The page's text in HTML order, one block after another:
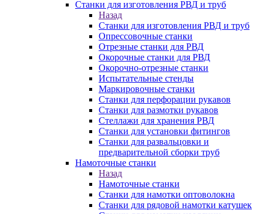
Станки для изготовления РВД и труб
Назад
Станки для изготовления РВД и труб
Опрессовочные станки
Отрезные станки для РВД
Окорочные станки для РВД
Окорочно-отрезные станки
Испытательные стенды
Маркировочные станки
Станки для перфорации рукавов
Станки для размотки рукавов
Стеллажи для хранения РВД
Станки для установки фитингов
Станки для развальцовки и
предварительной сборки труб
Намоточные станки
Назад
Намоточные станки
Станки для намотки оптоволокна
Станки для рядовой намотки катушек